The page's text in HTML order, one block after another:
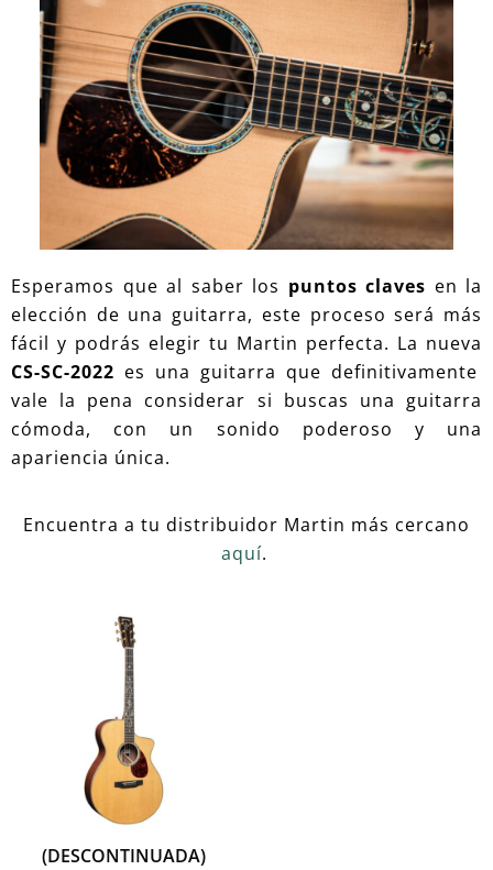
Esperamos que al saber los puntos claves en la
elección de una guitarra, este proceso será más
fácil y podrás elegir tu Martin perfecta. La nueva
CS-SC-2022 es una guitarra que definitivamente
vale la pena considerar si buscas una guitarra
cómoda, con un sonido poderoso y una
apariencia única.
Encuentra a tu distribuidor Martin más cercano
aquí.
(DESCONTINUADA)